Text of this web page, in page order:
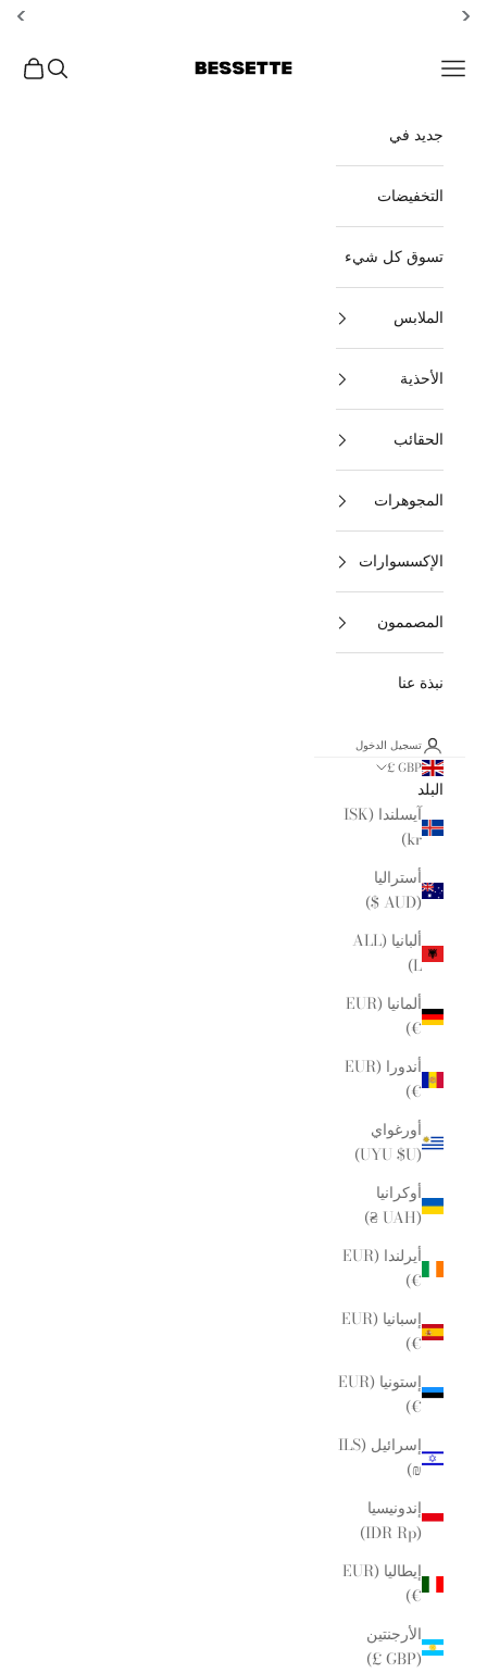
Bessette افتح قائمة التصفح بحث مفتوح
عربة
جديد في
التخفيضات
تسوق كل شيء
الملابس
الأحذية
الحقائب
المجوهرات
الإكسسوارات
المصممون
نبذة عنا
تسجيل الدخول
GBP £
البلد
آيسلندا (ISK
kr)
أستراليا
(AUD $)
ألبانيا (ALL
L)
ألمانيا (EUR
€)
أندورا (EUR
€)
أورغواي
(UYU $U)
أوكرانيا
(UAH ₴)
أيرلندا (EUR
€)
إسبانيا (EUR
€)
إستونيا (EUR
€)
إسرائيل (ILS
₪)
إندونيسيا
(IDR Rp)
إيطاليا (EUR
€)
الأرجنتين
(GBP £)